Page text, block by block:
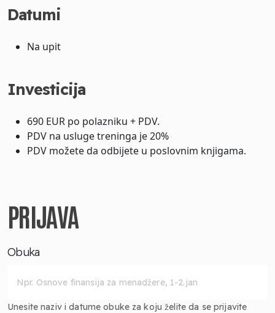
Datumi
Na upit
Investicija
690 EUR po polazniku + PDV.
PDV na usluge treninga je 20%
PDV možete da odbijete u poslovnim knjigama.
PRIJAVA
Obuka
Unesite naziv i datume obuke za koju želite da se prijavite